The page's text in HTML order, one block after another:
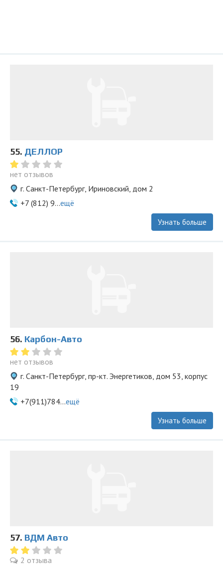
55. ДЕЛЛОР
нет отзывов
г. Санкт-Петербург, Ириновский, дом 2
+7 (812) 9...ещё
Узнать больше
56. Карбон-Авто
нет отзывов
г. Санкт-Петербург, пр-кт. Энергетиков, дом 53, корпус
19
+7(911)784...ещё
Узнать больше
57. ВДМ Авто
2 отзыва